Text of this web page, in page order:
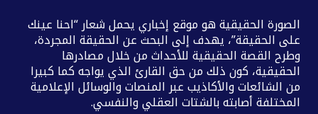
الصورة الحقيقية هو موقع إخباري يحمل شعار “احنا عينك
على الحقيقة”، يهدف إلى البحث عن الحقيقة المجردة،
وطرح القصة الحقيقية للأحداث من خلال مصادرها
الحقيقية، كون ذلك من حق القارئ الذي يواجه كما كبيرا
من الشائعات والأكاذيب عبر المنصات والوسائل الإعلامية
المختلفة أصابته بالشتات العقلي والنفسي.